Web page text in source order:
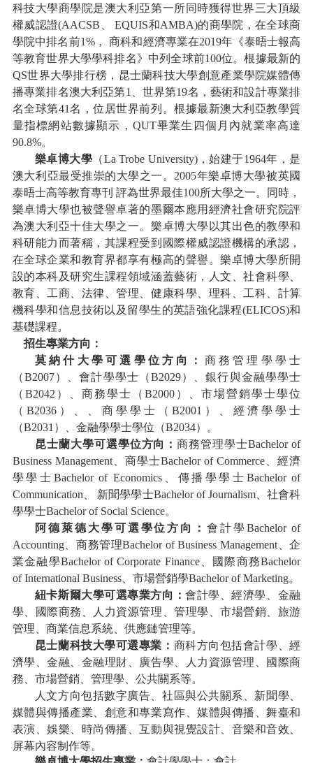
科技大學商學院是澳大利亞第一所同時獲得世界三大頂級
權威認證(AACSB、 EQUIS和AMBA)的商學院，在全球商
學院中排名前1%， 商科和經濟專業在2019年《泰晤士報高
等教育世界大學學科排名》中列全球前100位。根據最新的
QS世界大學排行榜，昆士蘭科技大學創意產業學院媒體傳
播專業排名澳大利亞第1、世界第19名，藝術和設計專業排
名全球第41名，位居世界前列。根據最新澳大利亞教學質
量指標網站數據顯示，QUT畢業生四個月內就業率高達
90.8%。
樂卓博大學 （La Trobe University)，始建于1964年，是
澳大利亞最受推崇的大學之一。2005年樂卓博大學被英國
泰晤士高等教育專刊 評為世界最佳100所大學之一。同時，
樂卓博大學也被聲譽卓著的墨爾本應用經濟社會研究院評
為澳大利亞十佳大學之一。樂卓博大學以其出色的教學和
科研能力而著稱，其課程受到國際權威認證機構的承認，
在全球企業和教育界都享有極高的聲譽。樂卓博大學所開
設的本科及研究生課程領域涵蓋藝術，人文、社會科學、
教育、工商、法律、管理、健康科學、理科、工科、計算
機科學和信息技術以及留學生的英語強化課程(ELICOS)和
基礎課程。
招生專業方向：
莫納什大學可選學位方向： 商務管理學學士
（B2007）、會計學學士（B2029）、銀行與金融學學士
（B2042）、商務學士（B2000）、市場營銷學士學位
（B2036）、、商學學士（B2001）、經濟學學士
（B2031）、金融學學士學位（B2034）。
昆士蘭大學可選學位方向：商務管理學士Bachelor of
Business Management、商學士Bachelor of Commerce 、經濟
學學士 Bachelor of Economics、傳播學學士 Bachelor of
Communication
新聞學學士Bachelor ofJournalism、社會科
學學士Bachelor of Social Science。
阿德萊德大學可選學位方向：會計學Bachelor of
Accounting、商務管理Bachelor of Business Management、企
業金融學Bachelor of Corporate Finance、國際商務Bachelor
of International Business、市場營銷學Bachelor of Marketing。
紐卡斯爾大學可選專業方向：會計學、經濟學、金融
學、國際商務、人力資源管理、管理學、市場營銷、旅游
管理、商業信息系統、供應鏈管理等。
昆士蘭科技大學可選專業： 商科方向包括會計學、經
濟學、金融、金融理財、廣告學、人力資源管理、國際商
務、市場營銷、管理學、公共關系等。
人文方向包括數字廣告、社區與公共關系、新聞學、
媒體與傳播產業、創意和專業寫作、媒體與傳播、舞臺和
表演、娛樂、時尚傳播、互動與視覺設計、音樂和音效、
屏幕內容制作等。